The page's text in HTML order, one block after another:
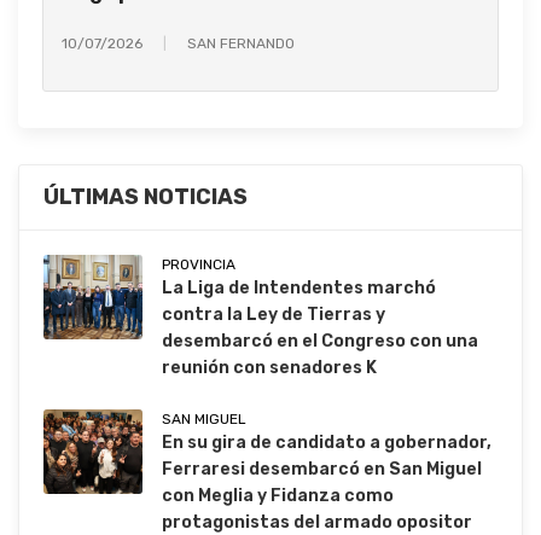
10/07/2026 SAN FERNANDO
ÚLTIMAS NOTICIAS
PROVINCIA
La Liga de Intendentes marchó
contra la Ley de Tierras y
desembarcó en el Congreso con una
reunión con senadores K
SAN MIGUEL
En su gira de candidato a gobernador,
Ferraresi desembarcó en San Miguel
con Meglia y Fidanza como
protagonistas del armado opositor